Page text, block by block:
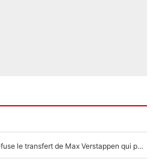
F1 - Une légende de McLaren refuse le transfert de Max Verstappen qui pourrait «faire des vagues» et plomber l'ambiance dans l'équipe